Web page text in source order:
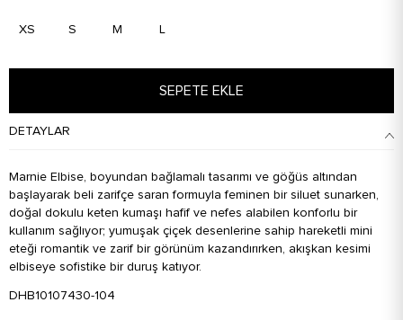
XS S M L
SEPETE EKLE
DETAYLAR
Marnie Elbise, boyundan bağlamalı tasarımı ve göğüs altından
başlayarak beli zarifçe saran formuyla feminen bir siluet sunarken,
doğal dokulu keten kumaşı hafif ve nefes alabilen konforlu bir
kullanım sağlıyor; yumuşak çiçek desenlerine sahip hareketli mini
eteği romantik ve zarif bir görünüm kazandırırken, akışkan kesimi
elbiseye sofistike bir duruş katıyor.
DHB10107430-104